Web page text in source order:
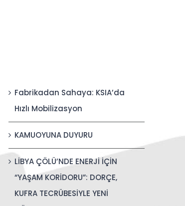
Fabrikadan Sahaya: KSIA’da
Hızlı Mobilizasyon
KAMUOYUNA DUYURU
LİBYA ÇÖLÜ’NDE ENERJİ İÇİN
“YAŞAM KORİDORU”: DORÇE,
KUFRA TECRÜBESİYLE YENİ